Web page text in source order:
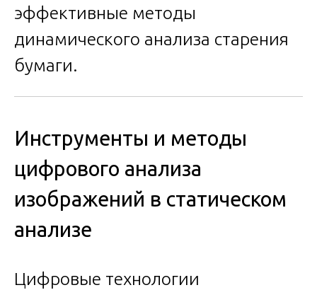
эффективные методы
динамического анализа старения
бумаги.
Инструменты и методы
цифрового анализа
изображений в статическом
анализе
Цифровые технологии